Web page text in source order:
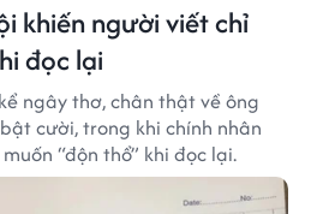
khiến người viết chỉ
đọc lại
ngây thơ, chân thật về ông
cười, trong khi chính nhân
“độn thổ” khi đọc lại.